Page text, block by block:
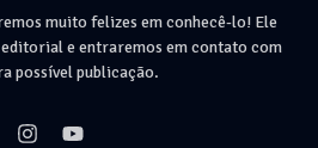
muito felizes em conhecê-lo! Ele
editorial e entraremos em contato com
possível publicação.